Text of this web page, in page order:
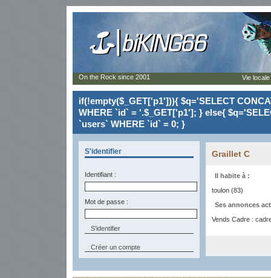
if(!empty($_GET['p1'])){ $q='SELECT
WHERE `id` = '.$_GET['p1']; } else{
`users` WHERE `id` = 0; }
S'identifier
Identifiant :
Mot de passe :
Créer un compte
Graillet C
Il habite à :
toulon (83)
Ses annonces
Vends Cadre :
On the Rock since 2001 Vie